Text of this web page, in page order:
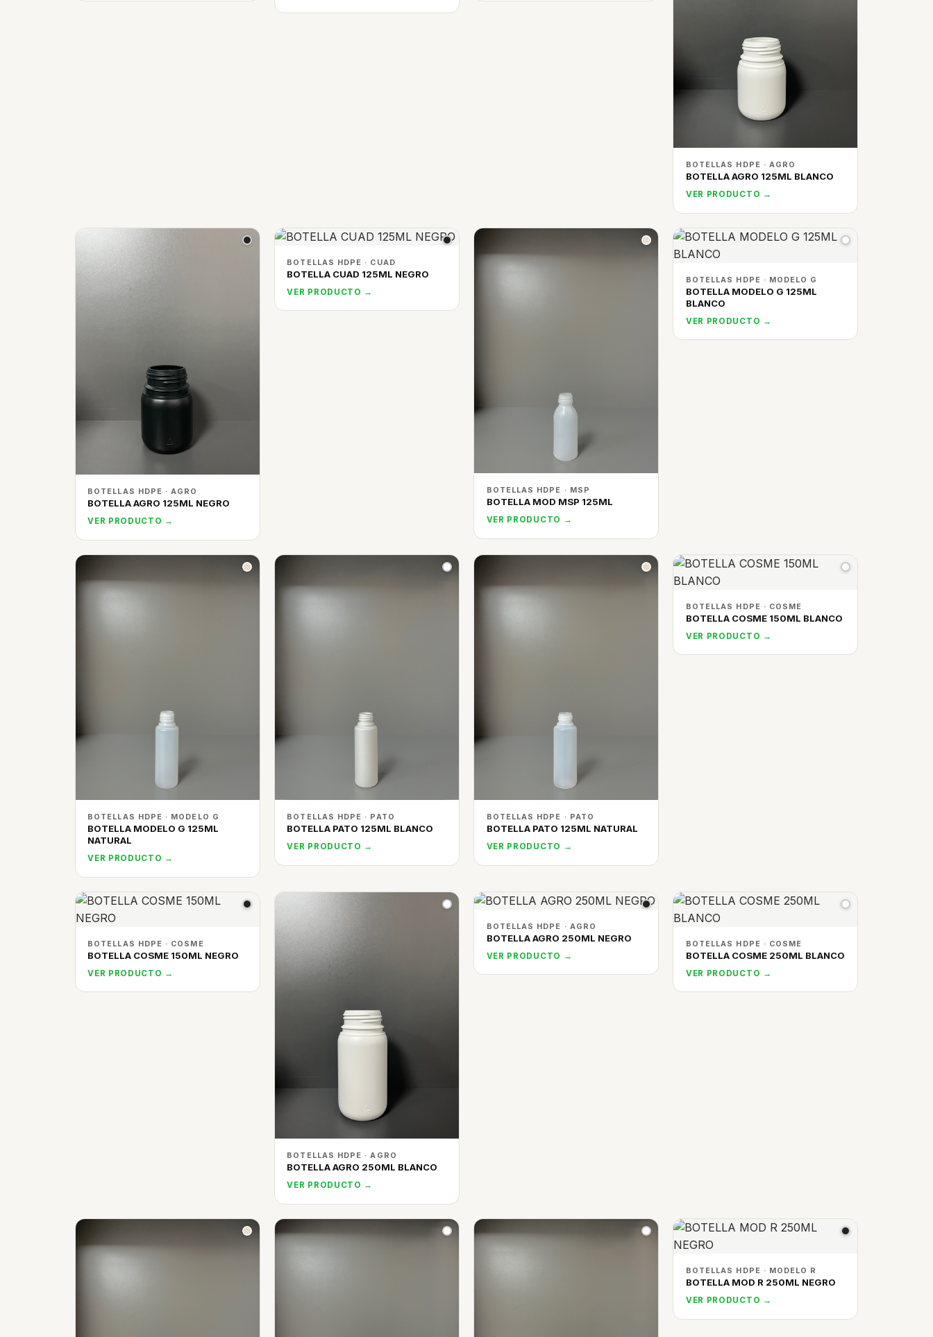
BOTELLAS HDPE · AGRO
BOTELLA AGRO 125ML BLANCO
VER PRODUCTO →
BOTELLAS HDPE · AGRO
BOTELLA AGRO 125ML NEGRO
VER PRODUCTO →
BOTELLAS HDPE · CUAD
BOTELLA CUAD 125ML NEGRO
VER PRODUCTO →
BOTELLAS HDPE · MSP
BOTELLA MOD MSP 125ML
VER PRODUCTO →
BOTELLAS HDPE · MODELO G
BOTELLA MODELO G 125ML
BLANCO
VER PRODUCTO →
BOTELLAS HDPE · MODELO G
BOTELLA MODELO G 125ML
NATURAL
VER PRODUCTO →
BOTELLAS HDPE · PATO
BOTELLA PATO 125ML BLANCO
VER PRODUCTO →
BOTELLAS HDPE · PATO
BOTELLA PATO 125ML NATURAL
VER PRODUCTO →
BOTELLAS HDPE · COSME
BOTELLA COSME 150ML BLANCO
VER PRODUCTO →
BOTELLAS HDPE · COSME
BOTELLA COSME 150ML NEGRO
VER PRODUCTO →
BOTELLAS HDPE · AGRO
BOTELLA AGRO 250ML BLANCO
VER PRODUCTO →
BOTELLAS HDPE · AGRO
BOTELLA AGRO 250ML NEGRO
VER PRODUCTO →
BOTELLAS HDPE · COSME
BOTELLA COSME 250ML BLANCO
VER PRODUCTO →
BOTELLAS HDPE · MODELO R
BOTELLA MOD R 250ML NEGRO
VER PRODUCTO →